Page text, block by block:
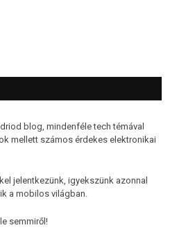
blog, mindenféle tech témával
mellett számos érdekes elektronikai
jelentkezünk, igyekszünk azonnal
a mobilos világban.
semmiről!